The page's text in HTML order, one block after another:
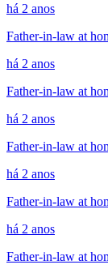
há 2 anos
Father-in-law at
há 2 anos
Father-in-law at
há 2 anos
Father-in-law at
há 2 anos
Father-in-law at
há 2 anos
Father-in-law at